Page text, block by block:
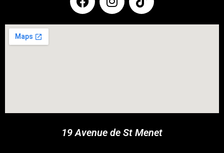
19 Avenue de St Menet